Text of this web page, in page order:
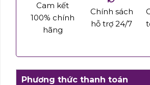
Cam kết
100% chính
hãng
Chính sách
hỗ trợ 24/7
Phương thức thanh toán